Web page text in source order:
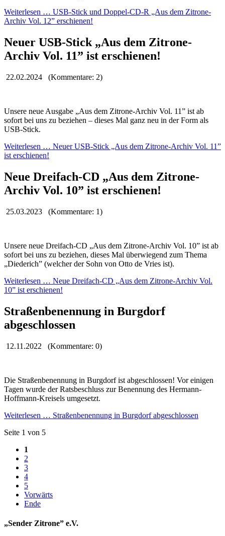
Weiterlesen … USB-Stick und Doppel-CD-R „Aus dem Zitrone-
Archiv Vol. 12” erschienen!
Neuer USB-Stick „Aus dem Zitrone-
Archiv Vol. 11” ist erschienen!
22.02.2024 (Kommentare: 2)
Unsere neue Ausgabe „Aus dem Zitrone-Archiv Vol. 11” ist ab
sofort bei uns zu beziehen – dieses Mal ganz neu in der Form als
USB-Stick.
Weiterlesen … Neuer USB-Stick „Aus dem Zitrone-Archiv Vol. 11”
ist erschienen!
Neue Dreifach-CD „Aus dem Zitrone-
Archiv Vol. 10” ist erschienen!
25.03.2023 (Kommentare: 1)
Unsere neue Dreifach-CD „Aus dem Zitrone-Archiv Vol. 10” ist ab
sofort bei uns zu beziehen, dieses Mal überwiegend zum Thema
„Diederich” (welcher der Sohn von Otto de Vries ist).
Weiterlesen … Neue Dreifach-CD „Aus dem Zitrone-Archiv Vol.
10” ist erschienen!
Straßenbenennung in Burgdorf
abgeschlossen
12.11.2022 (Kommentare: 0)
Die Straßen­be­nen­nung in Burg­dorf ist ab­ge­schlos­sen! Vor einigen
Tagen wurde der Rats­beschluss zur Benen­nung des Hermann-
Hoffmann-Kreisels umge­setzt.
Weiterlesen … Straßenbenennung in Burgdorf abgeschlossen
Seite 1 von 5
1
2
3
4
5
Vorwärts
Ende
„Sender Zitrone” e.V.